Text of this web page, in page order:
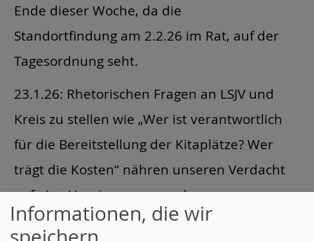
Ende dieser Woche, da die
Standortfindung am 2.2.26 im Rat, auf der
Tagesordnung seht.
23.1.26: Rhetorischen Fragen an LSJV und
Kreis zu stellen wie „Wer ist verantwortlich
für die Bereitstellung der Kitaplätze? Wer
trägt die Kosten“ nähren unseren Verdacht
auf eine Verzögerungs- und
Verhinderungstaktik.
Informationen, die wir